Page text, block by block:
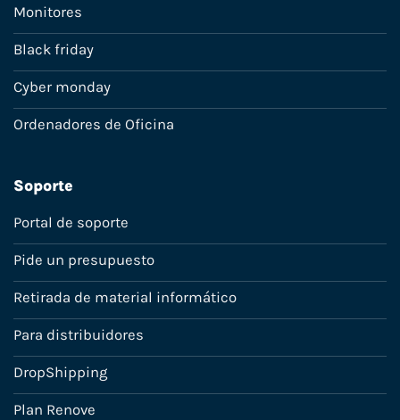
Monitores
Black friday
Cyber monday
Ordenadores de Oficina
Soporte
Portal de soporte
Pide un presupuesto
Retirada de material informático
Para distribuidores
DropShipping
Plan Renove